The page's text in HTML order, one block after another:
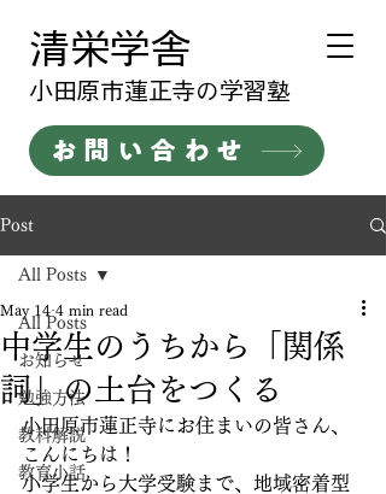
清栄学舎
​小田原市蓮正寺の学習塾
お問い合わせ
Post
All Posts
お知らせ
勉強方法
教科解説
教育小話
All Posts
中学生のうちから「関係
詞」の土台をつくる
May 14 4 min read
小田原市蓮正寺にお住まいの皆さん、
こんにちは！
小学生から大学受験まで、地域密着型